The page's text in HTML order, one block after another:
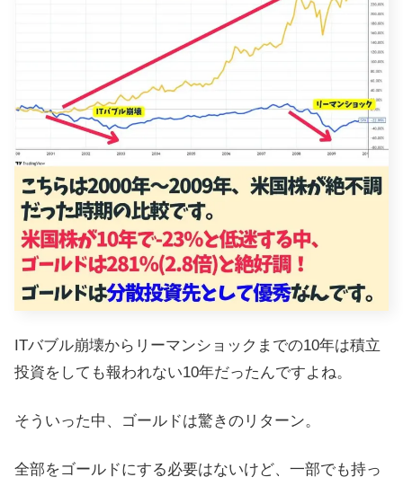
ITバブル崩壊からリーマンショックまでの10年は積立
投資をしても報われない10年だったんですよね。
そういった中、ゴールドは驚きのリターン。
全部をゴールドにする必要はないけど、一部でも持っ